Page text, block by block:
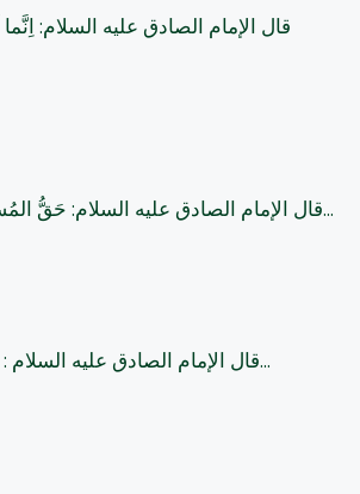
قال الإمام الصادق علیه السلام:
قال الإمام الصادق علیه السلام: حَقُّ المُسلِمِ عَلَی المُسلِمِ اَن...
قال الإمام الصادق علیه السلام : التَّقديرُ في لَيلَةِ تِسعَ...